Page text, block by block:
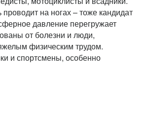
проводит на ногах – тоже кандидат
давление перегружает
от болезни и люди,
физическим трудом.
и спортсмены, особенно